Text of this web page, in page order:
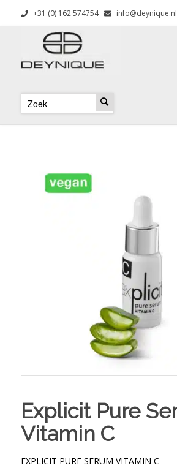
+31 (0) 162 574754 info@deynique.nl
Explicit Pure
Vitamin C
EXPLICIT PURE SERUM VITAMIN C